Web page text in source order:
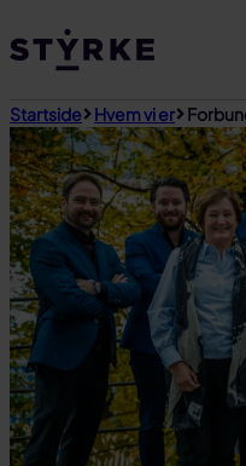
til
Startside Hvem vi er